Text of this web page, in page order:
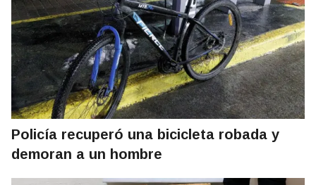
Policía recuperó una bicicleta robada y
demoran a un hombre